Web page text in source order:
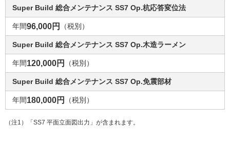
Super Build 総合メンテナンス SS7 Op.杭応答変位法
年間96,000円 （税別）
Super Build 総合メンテナンス SS7 Op.木造ラーメン
年間120,000円 （税別）
Super Build 総合メンテナンス SS7 Op.免震部材
年間180,000円 （税別）
（注1）「SS7 平面立面図出力」が含まれます。